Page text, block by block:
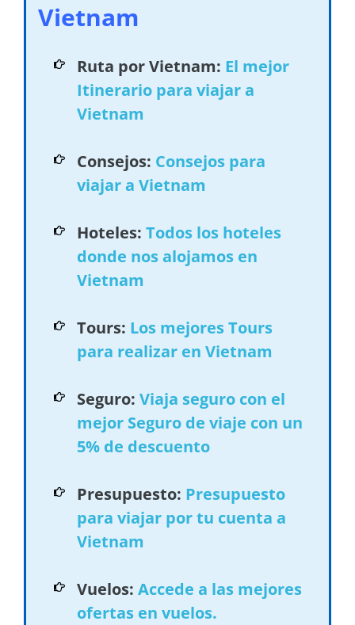
Vietnam
Ruta por Vietnam: El mejor
Itinerario para viajar a
Vietnam
Consejos: Consejos para
viajar a Vietnam
Hoteles: Todos los hoteles
donde nos alojamos en
Vietnam
Tours: Los mejores Tours
para realizar en Vietnam
Seguro: Viaja seguro con el
mejor Seguro de viaje con un
5% de descuento
Presupuesto: Presupuesto
para viajar por tu cuenta a
Vietnam
Vuelos: Accede a las mejores
ofertas en vuelos.